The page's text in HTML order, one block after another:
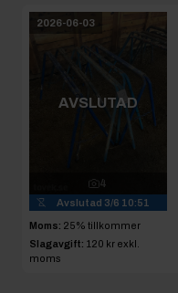
2026-06-03
AVSLUTAD
4
Avslutad 3/6 10:51
Moms: 25% tillkommer
Slagavgift: 120 kr exkl.
moms